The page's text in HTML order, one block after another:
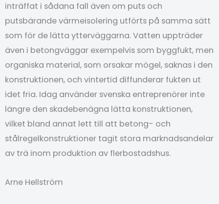
inträffat i sådana fall även om puts och
putsbärande värmeisolering utförts på samma sätt
som för de lätta ytterväggarna. Vatten uppträder
även i betongväggar exempelvis som byggfukt, men
organiska material, som orsakar mögel, saknas i den
konstruktionen, och vintertid diffunderar fukten ut
idet fria. Idag använder svenska entreprenörer inte
längre den skadebenägna lätta konstruktionen,
vilket bland annat lett till att betong- och
stålregelkonstruktioner tagit stora marknadsandelar
av trä inom produktion av flerbostadshus.
Arne Hellström